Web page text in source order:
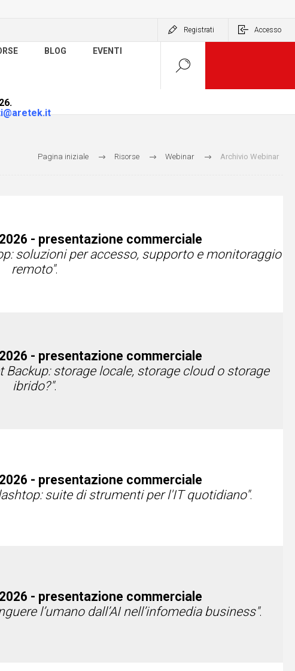
Registrati Accesso
BLOG
EVENTI
Pagina iniziale Risorse Webinar Archivio Webinar
- presentazione commerciale
soluzioni per accesso, supporto e monitoraggio
remoto".
- presentazione commerciale
Backup: storage locale, storage cloud o storage
ibrido?".
- presentazione commerciale
suite di strumenti per l'IT quotidiano".
- presentazione commerciale
l’umano dall’AI nell’infomedia business".